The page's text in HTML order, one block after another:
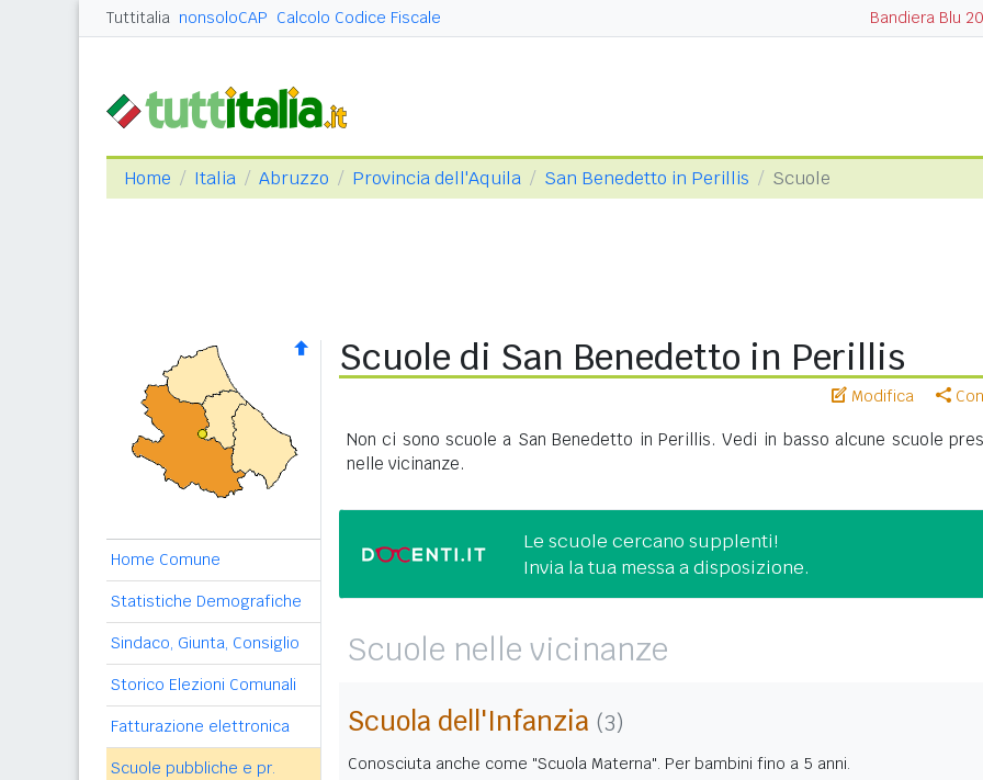
Tuttitalia nonsoloCAP Calcolo Codice Fiscale Bandiera Blu
Home Italia Abruzzo Provincia dell'Aquila San Benedetto in Perillis Scuole
Home Comune
Statistiche Demografiche
Sindaco, Giunta, Consiglio
Storico Elezioni Comunali
Fatturazione elettronica
Scuole pubbliche e pr.
Scuole di San Benedetto in Perillis
Modifica
Non ci sono scuole a San Benedetto in Perillis. Vedi in basso alcune scuole
nelle vicinanze.
Le scuole cercano supplenti!
Invia la tua messa a disposizione.
Scuole nelle vicinanze
Scuola dell'Infanzia (3)
Conosciuta anche come "Scuola Materna". Per bambini fino a 5 anni.